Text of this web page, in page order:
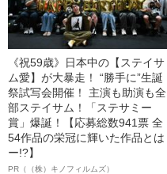
《祝59歳》日本中の【ステイサ
ム愛】が大暴走！ “勝手に”生誕
祭試写会開催！ 主演も助演も全
部ステイサム！「ステサミー
賞」爆誕！【応募総数941票 全
54作品の栄冠に輝いた作品とは
ー!?】
PR（（株）キノフィルムズ）